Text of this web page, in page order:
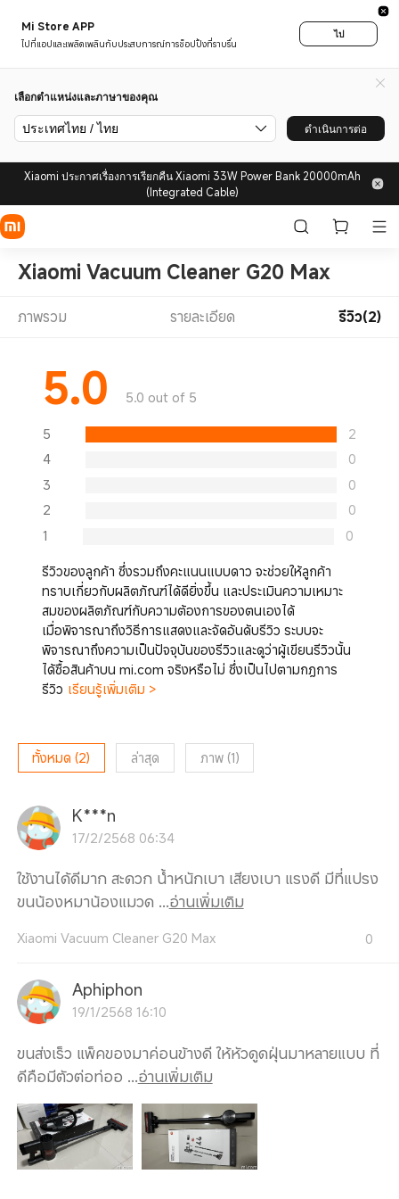
Mi Store APP
ไปที่แอปและเพลิดเพลินกับประสบการณ์การช็อปปิ้งที่ราบรื่น
ไป
เลือกตำแหน่งและภาษาของคุณ
ประเทศไทย / ไทย ดำเนินการต่อ
Xiaomi ประกาศเรื่องการเรียกคืน Xiaomi 33W Power Bank 20000mAh
(Integrated Cable)
Xiaomi Vacuum Cleaner G20 Max
ภาพรวม รายละเอียด รีวิว(2)
5.0 5.0 out of 5
5
2
4
0
3
0
2
0
1
0
รีวิวของลูกค้า ซึ่งรวมถึงคะแนนแบบดาว จะช่วยให้ลูกค้า
ทราบเกี่ยวกับผลิตภัณฑ์ได้ดียิ่งขึ้น และประเมินความเหมาะ
สมของผลิตภัณฑ์กับความต้องการของตนเองได้
เมื่อพิจารณาถึงวิธีการแสดงและจัดอันดับรีวิว ระบบจะ
พิจารณาถึงความเป็นปัจจุบันของรีวิวและดูว่าผู้เขียนรีวิวนั้น
ได้ซื้อสินค้าบน mi.com จริงหรือไม่ ซึ่งเป็นไปตามกฎการ
รีวิว เรียนรู้เพิ่มเติม >
ทั้งหมด (2) ล่าสุด ภาพ(1)
K***n
17/2/2568 06:34
ใช้งานได้ดีมาก สะดวก น้ำหนักเบา เสียงเบา แรงดี มีที่แปรง
ขนน้องหมาน้องแมวด ...อ่านเพิ่มเติม
Xiaomi Vacuum Cleaner G20 Max 0
Aphiphon
19/1/2568 16:10
ขนส่งเร็ว แพ็คของมาค่อนข้างดี ให้หัวดูดฝุ่นมาหลายแบบ ที่
ดีคือมีตัวต่อท่ออ ...อ่านเพิ่มเติม